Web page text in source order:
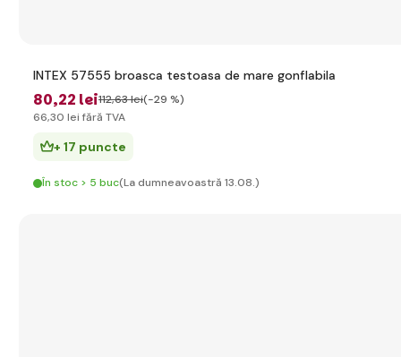
INTEX 57555 broasca testoasa de mare gonflabila
80,22 lei112,63 lei(-29 %)
66,30 lei fără TVA
+ 17 puncte
În stoc > 5 buc(La dumneavoastră 13.08.)